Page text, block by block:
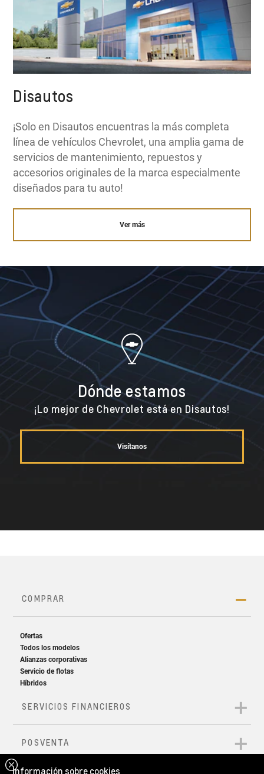
Disautos
¡Solo en Disautos encuentras la más completa
línea de vehículos Chevrolet, una amplia gama de
servicios de mantenimiento, repuestos y
accesorios originales de la marca especialmente
diseñados para tu auto!
Ver más
Dónde estamos
¡Lo mejor de Chevrolet está en Disautos!
Visítanos
Información sobre cookies